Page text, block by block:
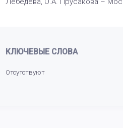
КЛЮЧЕВЫЕ СЛОВА
Отсутствуют